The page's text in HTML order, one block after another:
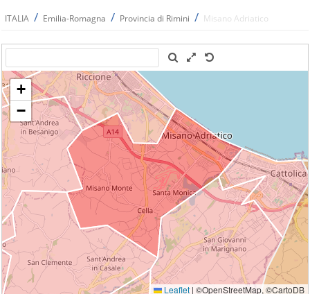
ITALIA / Emilia-Romagna / Provincia di Rimini / Misano Adriatico